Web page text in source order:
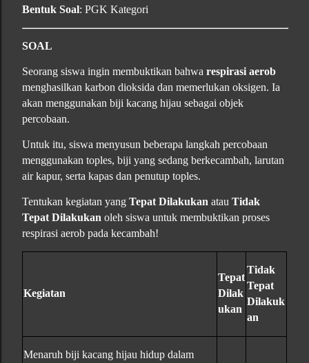
Bentuk Soal: PGK Kategori
SOAL
Seorang siswa ingin membuktikan bahwa respirasi aerob
menghasilkan karbon dioksida dan memerlukan oksigen. Ia
akan menggunakan biji kacang hijau sebagai objek
percobaan.
Untuk itu, siswa menyusun beberapa langkah percobaan
menggunakan toples, biji yang sedang berkecambah, larutan
air kapur, serta kapas dan penutup toples.
Tentukan kegiatan yang Tepat Dilakukan atau Tidak
Tepat Dilakukan oleh siswa untuk membuktikan proses
respirasi aerob pada kecambah!
Kegiatan
Tepat
Dilak
ukan
Tidak
Tepat
Dilakuk
an
Menaruh biji kacang hijau hidup dalam